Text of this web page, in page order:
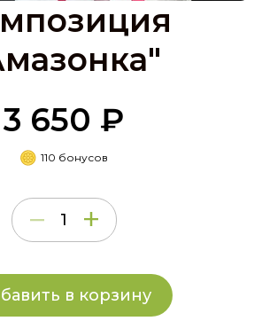
3 650 ₽
110 бонусов
в корзину